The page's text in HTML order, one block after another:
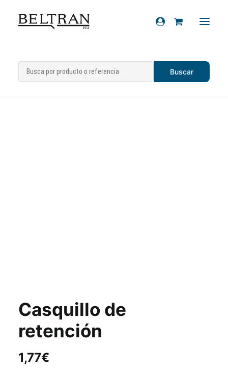
Recambios
Inicio Recambios » Chasis
Tapas de
transmisión»Casquillo de retención
Casquillo de
retención
1,77€